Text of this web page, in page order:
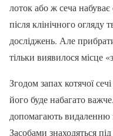
лоток або ж сеча
після клінічного огляду
досліджень. Але
тільки виявилося місце
Згодом запах котячої
його буде набагато
допомагають видаленню
Засобами знаходяться